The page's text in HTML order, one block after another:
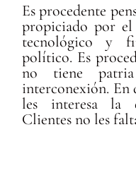
Es procedente
propiciado por
tecnológico y
político. Es
no tiene
interconexión. En
les interesa la
Clientes no les